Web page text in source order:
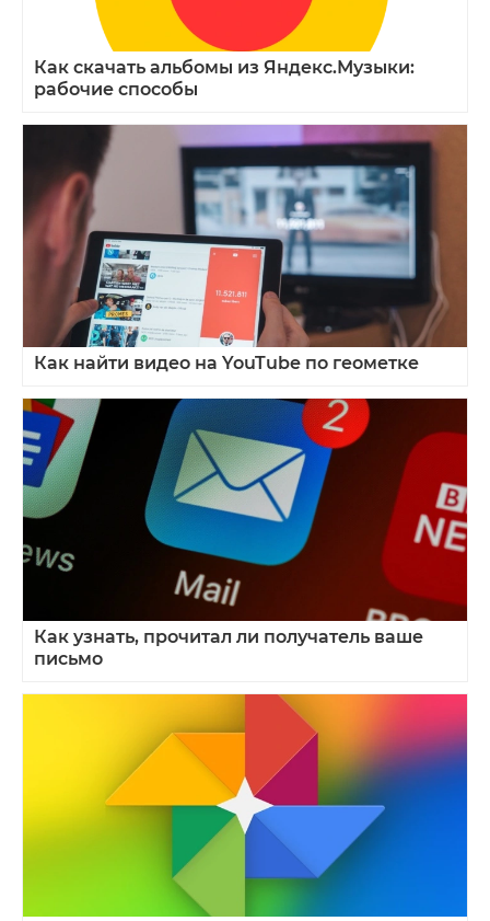
Как скачать альбомы из Яндекс.Музыки:
рабочие способы
Как найти видео на YouTube по геометке
Как узнать, прочитал ли получатель ваше
письмо